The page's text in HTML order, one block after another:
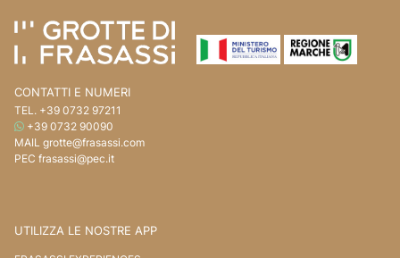
CONTATTI E NUMERI
TEL. +39 0732 97211
WHATSAPP
+39 0732 90090
MAIL grotte@frasassi.com
PEC frasassi@pec.it
UTILIZZA LE NOSTRE APP